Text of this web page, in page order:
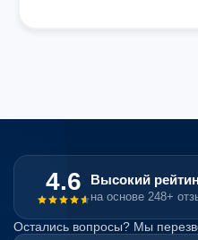
4.6 Высокий
на основе 248+
Остались вопросы? Мы